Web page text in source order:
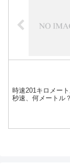
時速201キロメー
秒速、何メートル？